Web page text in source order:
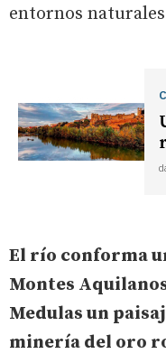
entornos
El río conforma
Montes
Medulas un
minería del oro